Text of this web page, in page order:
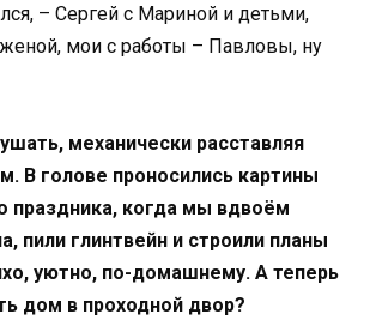
– Сергей с Мариной и детьми,
мои с работы – Павловы, ну
механически расставляя
В голове проносились картины
праздника, когда мы вдвоём
пили глинтвейн и строили планы
уютно, по-домашнему. А теперь
дом в проходной двор?